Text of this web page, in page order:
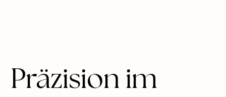
Präzision im